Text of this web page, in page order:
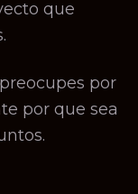
que
por
por que sea